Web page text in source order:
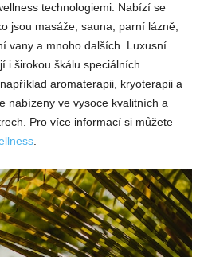
technologiemi. Nabízí se
jsou masáže, sauna, parní lázně,
vany a mnoho dalších. Luxusní
i širokou škálu speciálních
aromaterapii, kryoterapii a
nabízeny ve vysoce kvalitních a
Pro více informací si můžete